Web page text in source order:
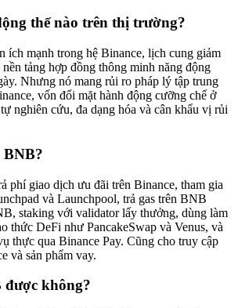
thế nào trên thị trường?
mạnh trong hệ Binance, lịch cung giảm
tảng hợp đồng thông minh năng động
Nhưng nó mang rủi ro pháp lý tập trung
vốn đối mặt hành động cưỡng chế ở
nghiên cứu, đa dạng hóa và cân khẩu vị rủi
phí giao dịch ưu đãi trên Binance, tham gia
và Launchpool, trả gas trên BNB
staking với validator lấy thưởng, dùng làm
thức DeFi như PancakeSwap và Venus, và
thực qua Binance Pay. Cũng cho truy cập
và sản phẩm vay.
không?